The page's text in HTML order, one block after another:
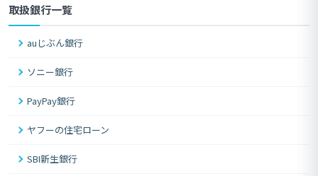
取扱銀行一覧
auじぶん銀行
ソニー銀行
PayPay銀行
ヤフーの住宅ローン
SBI新生銀行